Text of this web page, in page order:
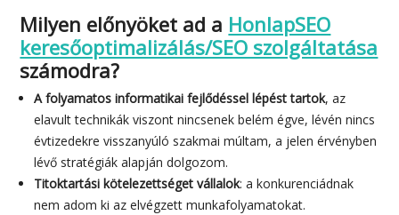
Milyen előnyöket ad a HonlapSEO
keresőoptimalizálás/SEO szolgáltatása
számodra?
A folyamatos informatikai fejlődéssel lépést tartok, az
elavult technikák viszont nincsenek belém égve, lévén nincs
évtizedekre visszanyúló szakmai múltam, a jelen érvényben
lévő stratégiák alapján dolgozom.
Titoktartási kötelezettséget vállalok: a konkurenciádnak
nem adom ki az elvégzett munkafolyamatokat.